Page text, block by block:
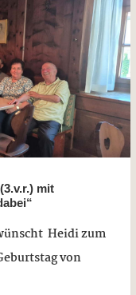
mit
Heidi zum
von